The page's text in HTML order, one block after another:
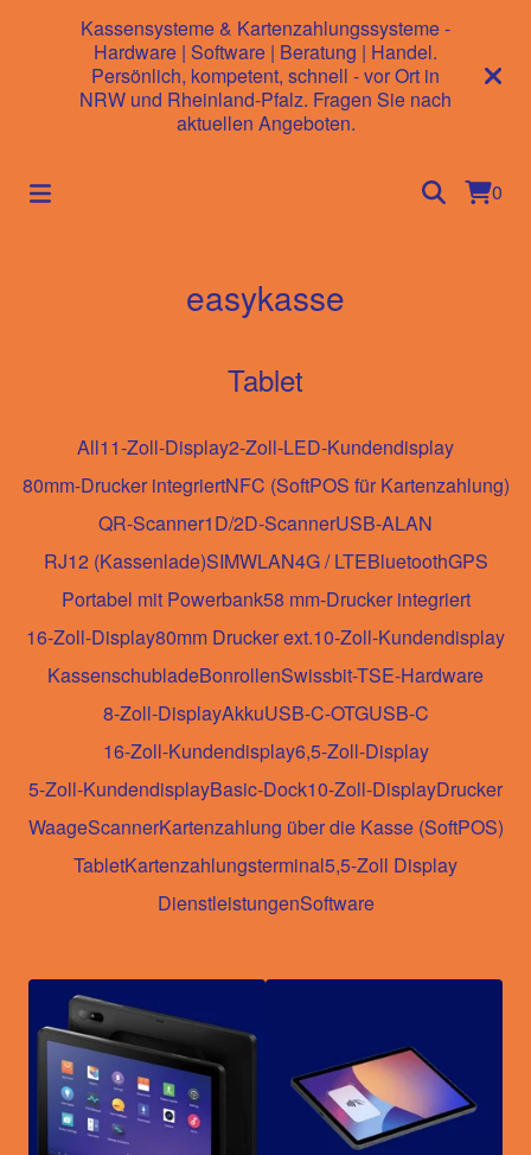
Kassensysteme & Kartenzahlungssysteme -
Hardware | Software | Beratung | Handel.
Persönlich, kompetent, schnell - vor Ort in
NRW und Rheinland-Pfalz. Fragen Sie nach
aktuellen Angeboten.
0
easykasse
Tablet
All11-Zoll-Display2-Zoll-LED-Kundendisplay
80mm-Drucker integriertNFC (SoftPOS für Kartenzahlung)
QR-Scanner1D/2D-ScannerUSB-ALAN
RJ12 (Kassenlade)SIMWLAN4G / LTEBluetoothGPS
Portabel mit Powerbank58 mm-Drucker integriert
16-Zoll-Display80mm Drucker ext.10-Zoll-Kundendisplay
KassenschubladeBonrollenSwissbit-TSE-Hardware
8-Zoll-DisplayAkkuUSB-C-OTGUSB-C
16-Zoll-Kundendisplay6,5-Zoll-Display
5-Zoll-KundendisplayBasic-Dock10-Zoll-DisplayDrucker
WaageScannerKartenzahlung über die Kasse (SoftPOS)
TabletKartenzahlungsterminal5,5-Zoll Display
DienstleistungenSoftware